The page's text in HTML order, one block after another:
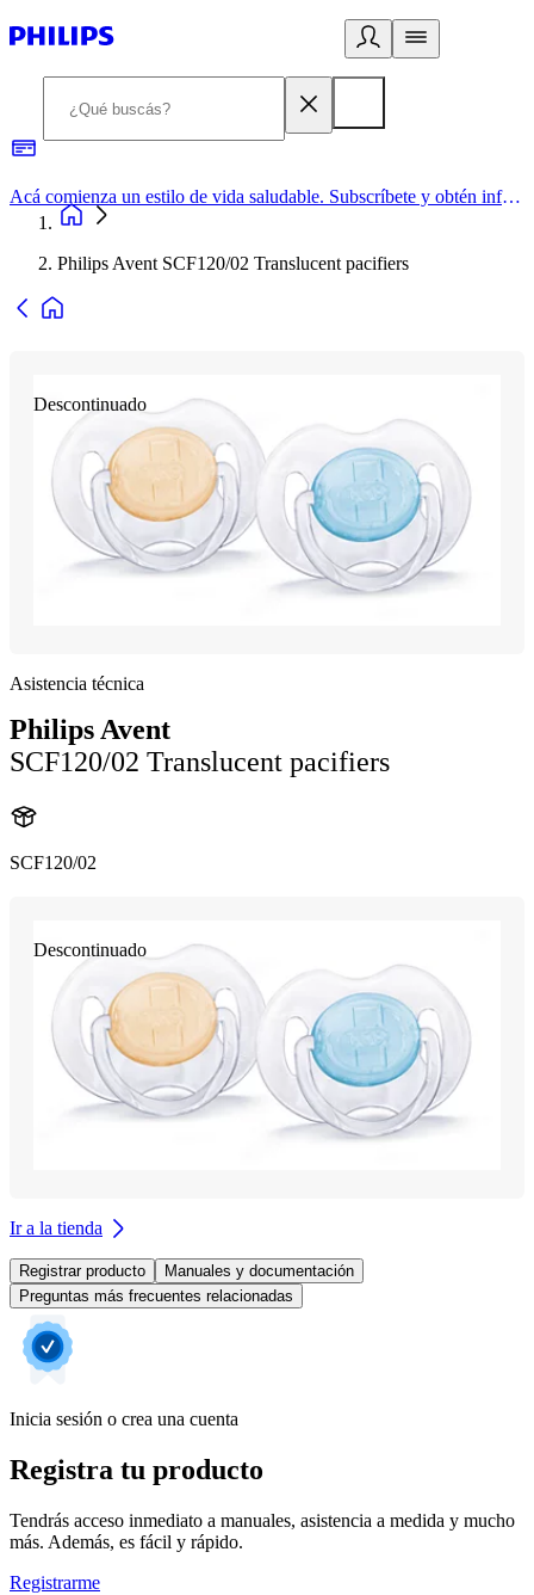
Acá comienza un estilo de vida saludable. Subscríbete y obtén información de primera mano
Philips Avent SCF120/02 Translucent pacifiers
Descontinuado
Asistencia técnica
Philips Avent
SCF120/02 Translucent pacifiers
SCF120/02
Descontinuado
Ir a la tienda
Registrar producto
Manuales y documentación
Preguntas más frecuentes relacionadas
Inicia sesión o crea una cuenta
Registra tu producto
Tendrás acceso inmediato a manuales, asistencia a medida y mucho
más. Además, es fácil y rápido.
Registrarme